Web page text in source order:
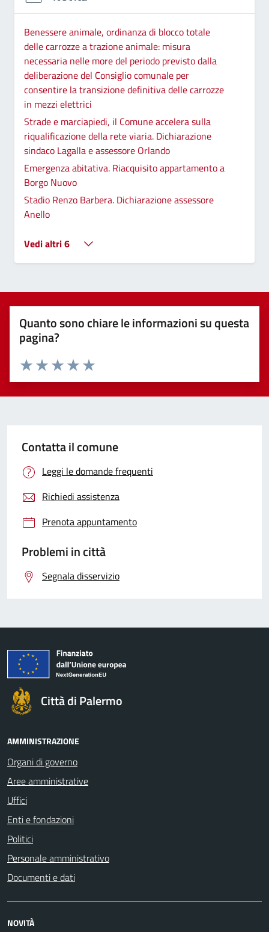
Benessere animale, ordinanza di blocco totale
delle carrozze a trazione animale: misura
necessaria nelle more del periodo previsto dalla
deliberazione del Consiglio comunale per
consentire la transizione definitiva delle carrozze
in mezzi elettrici
Strade e marciapiedi, il Comune accelera sulla
riqualificazione della rete viaria. Dichiarazione
sindaco Lagalla e assessore Orlando
Emergenza abitativa. Riacquisito appartamento a
Borgo Nuovo
Stadio Renzo Barbera. Dichiarazione assessore
Anello
Vedi altri 6
Quanto sono chiare le informazioni su questa
pagina?
Valuta 5 stelle su 5
Valuta 4 stelle su 5
Valuta 3 stelle su 5
Valuta 2 stelle su 5
Valuta 1 stelle su 5
Contatta il comune
Leggi le domande frequenti
Richiedi assistenza
Prenota appuntamento
Problemi in città
Segnala disservizio
Città di Palermo
AMMINISTRAZIONE
Organi di governo
Aree amministrative
Uffici
Enti e fondazioni
Politici
Personale amministrativo
Documenti e dati
NOVITÀ